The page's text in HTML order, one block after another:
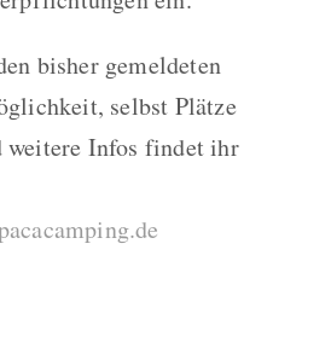
bisher gemeldeten
selbst Plätze
weitere Infos findet ihr